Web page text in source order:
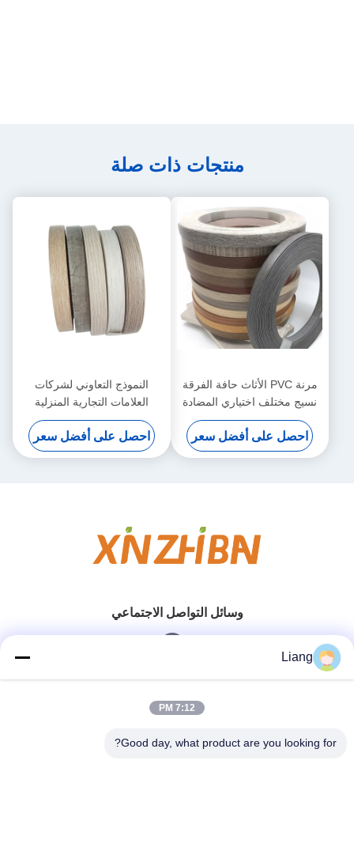
منتجات ذات صلة
مرنة PVC الأثاث حافة الفرقة
نسيج مختلف اختياري المضادة
للتصادم لوحة مقاومة للماء ختم
الشريط الشريط
احصل على أفضل سعر
النموذج التعاوني لشركات
العلامات التجارية المنزلية
الفاخرة
احصل على أفضل سعر
وسائل التواصل الاجتماعي
الاتصال السريع
Liang
7:12 PM
Good day, what product are you looking for?